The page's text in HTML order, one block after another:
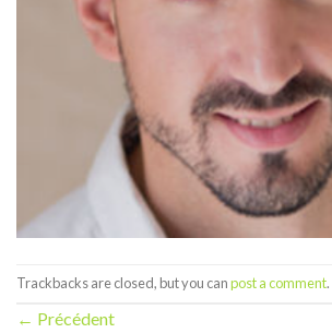
Trackbacks are closed, but you canpost a comment.
← Précédent